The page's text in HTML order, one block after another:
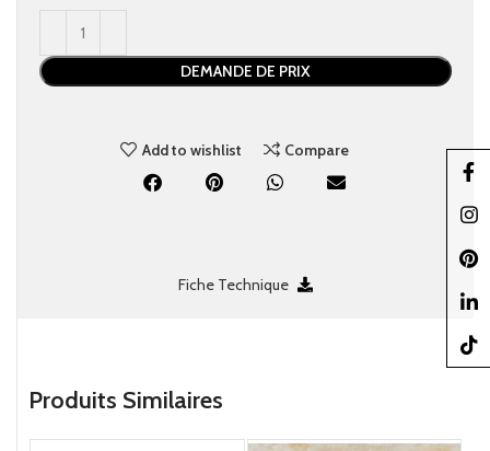
DEMANDE DE PRIX
Add to wishlist Compare
Fiche Technique
Produits Similaires